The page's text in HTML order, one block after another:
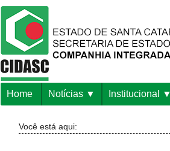
Home Notícias Institucional
Você está aqui: